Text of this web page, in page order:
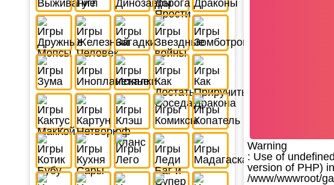
Warning
: Use of
version of PHP) in
/www/wwwroot/